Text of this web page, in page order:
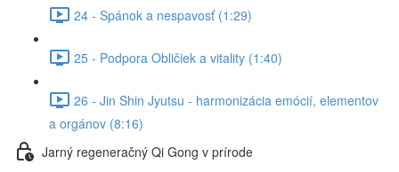
24 - Spánok a nespavosť (1:29)
25 - Podpora Obličiek a vitality (1:40)
26 - Jin Shin Jyutsu - harmonizácia emócií, elementov
a orgánov (8:16)
Jarný regeneračný Qi Gong v prírode